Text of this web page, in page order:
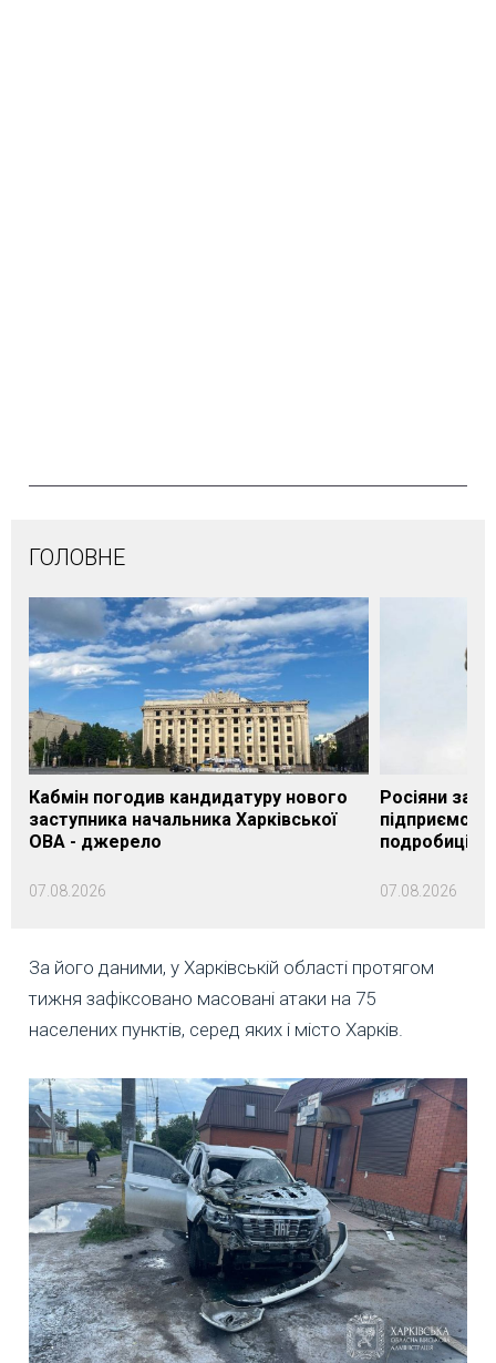
ГОЛОВНЕ
Кабмін погодив кандидатуру нового
заступника начальника Харківської
ОВА - джерело
07.08.2026
Росіяни
подробиці
07.08.2026
За його даними, у Харківській області протягом
тижня зафіксовано масовані атаки на 75
населених пунктів, серед яких і місто Харків.